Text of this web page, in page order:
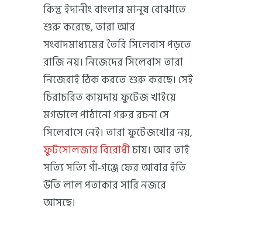
কিন্তু ইদানীং বাংলার মানুষ বোঝাতে
শুরু করেছে, তারা আর
সংবাদমাধ্যমের তৈরি সিলেবাস পড়তে
রাজি নয়। নিজেদের সিলেবাস তারা
নিজেরাই ঠিক করতে শুরু করছে। সেই
চিরাচরিত কায়দায় ফুটেজ খাইয়ে
মগডালে পাঠানো গরুর রচনা সে
সিলেবাসে নেই। তারা ফুটেজখোর নয়,
ফুটসোলজার বিরোধীচায়। আর তাই
সত্যি সত্যি গাঁ-গঞ্জে ফের আবার ইতি
উতি লাল পতাকার সারি নজরে
আসছে।